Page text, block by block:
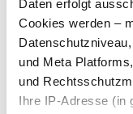
Daten erfolgt
Cookies werden –
und Meta
und
Ihre IP-Adresse (in